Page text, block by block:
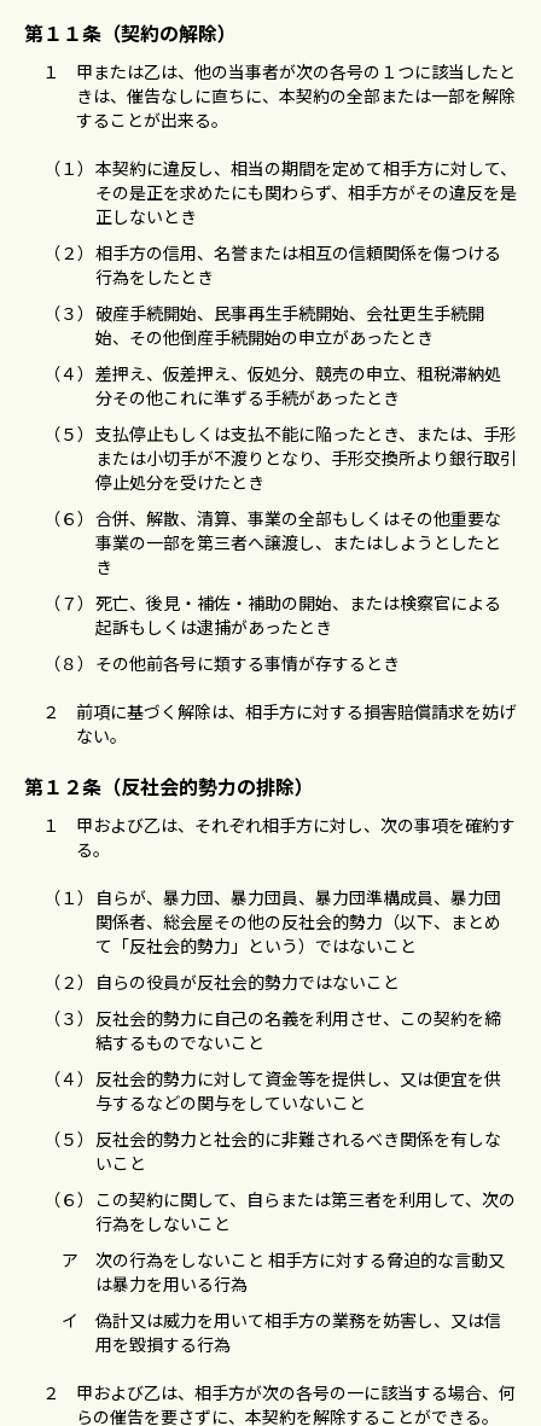
第１１条（契約の解除）
１
甲または⼄は、他の当事者が次の各号の１つに該当したと
きは、催告なしに直ちに、本契約の全部または⼀部を解除
することが出来る。
（１） 本契約に違反し、相当の期間を定めて相⼿⽅に対して、
その是正を求めたにも関わらず、相⼿⽅がその違反を是
正しないとき
（２） 相⼿⽅の信⽤、名誉または相互の信頼関係を傷つける
⾏為をしたとき
（３） 破産⼿続開始、⺠事再⽣⼿続開始、会社更⽣⼿続開
始、その他倒産⼿続開始の申⽴があったとき
（４） 差押え、仮差押え、仮処分、競売の申⽴、租税滞納処
分その他これに準ずる⼿続があったとき
（５） ⽀払停⽌もしくは⽀払不能に陥ったとき、または、⼿形
または⼩切⼿が不渡りとなり、⼿形交換所より銀⾏取引
停⽌処分を受けたとき
（６） 合併、解散、清算、事業の全部もしくはその他重要な
事業の⼀部を第三者へ譲渡し、またはしようとしたと
き
（７） 死亡、後⾒・補佐・補助の開始、または検察官による
起訴もしくは逮捕があったとき
（８） その他前各号に類する事情が存するとき
２
前項に基づく解除は、相手方に対する損害賠償請求を妨げ
ない。
第１２条（反社会的勢⼒の排除）
１
甲および⼄は、それぞれ相⼿⽅に対し、次の事項を確約す
る。
（１）
⾃らが、暴⼒団、暴⼒団員、暴⼒団準構成員、暴⼒団
関係者、総会屋その他の反社会的勢⼒（以下、まとめ
て「反社会的勢⼒」という）ではないこと
（２）
⾃らの役員が反社会的勢⼒ではないこと
（３） 反社会的勢⼒に⾃⼰の名義を利⽤させ、この契約を締
結するものでないこと
（４） 反社会的勢⼒に対して資⾦等を提供し、⼜は便宜を供
与するなどの関与をしていないこと
（５） 反社会的勢⼒と社会的に⾮難されるべき関係を有しな
いこと
（６）
この契約に関して、自らまたは第三者を利用して、次の
行為をしないこと
ア
次の⾏為をしないこと 相⼿⽅に対する脅迫的な⾔動⼜
は暴⼒を⽤いる⾏為
イ
偽計⼜は威⼒を⽤いて相⼿⽅の業務を妨害し、⼜は信
⽤を毀損する⾏為
２
甲および⼄は、相⼿⽅が次の各号の⼀に該当する場合、何
らの催告を要さずに、本契約を解除することができる。